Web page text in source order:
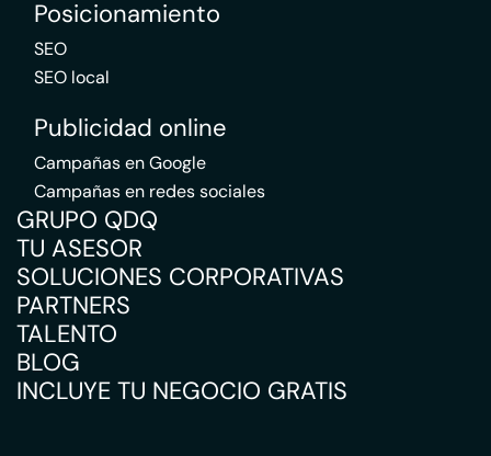
Posicionamiento
SEO
SEO local
Publicidad online
Campañas en Google
Campañas en redes sociales
GRUPO QDQ
TU ASESOR
SOLUCIONES CORPORATIVAS
PARTNERS
TALENTO
BLOG
INCLUYE TU NEGOCIO GRATIS